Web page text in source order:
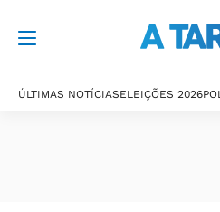
ÚLTIMAS NOTÍCIASELEIÇÕES 2026